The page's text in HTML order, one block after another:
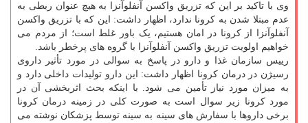
وی با تاکید بر این که تزریق واکسن آنفلوآنزا به هیچ عنوان ربطی به
عدم مبتلا شدن به کرونا ندارد، اظهار داشت: این که با تزریق واکسن
آنفلوآنزا از کرونا در امان هستیم، یک باور غلط است؛ از مردم می
خواهیم اولویت تزریق واکسن آنفلوآنزا با گروه های پرخطر باشد.
رییس سازمان غذا و دارو در پاسخ به سوالی در مورد تأثیر داروی
رسیژن در درمان کرونا اظهار داشت: این دارو تولیدات داخلی دارد و
به میزان مورد نیاز تأمین می شود. با اینکه بحث اثربخشی آن در
مورد کرونا زیر سوال است به صورت کلی در زمینه درمان کرونا
برخی داروها با سفارش های سینه به سینه توسط پزشکان نوشته می